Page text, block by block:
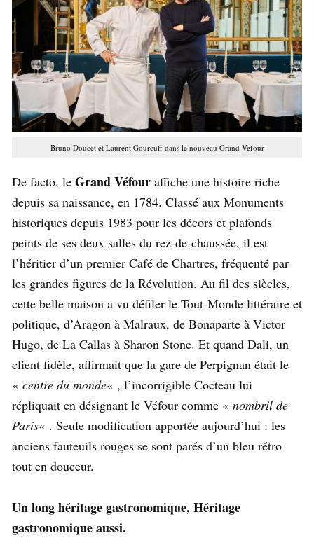
Bruno Doucet et Laurent Gourcuff dans le nouveau Grand Vefour
De facto, le Grand Véfour affiche une histoire riche
depuis sa naissance, en 1784. Classé aux Monuments
historiques depuis 1983 pour les décors et plafonds
peints de ses deux salles du rez-de-chaussée, il est
l’héritier d’un premier Café de Chartres, fréquenté par
les grandes figures de la Révolution. Au fil des siècles,
cette belle maison a vu défiler le Tout-Monde littéraire et
politique, d’Aragon à Malraux, de Bonaparte à Victor
Hugo, de La Callas à Sharon Stone. Et quand Dali, un
client fidèle, affirmait que la gare de Perpignan était le
« centre du monde« , l’incorrigible Cocteau lui
répliquait en désignant le Véfour comme « nombril de
Paris« . Seule modification apportée aujourd’hui : les
anciens fauteuils rouges se sont parés d’un bleu rétro
tout en douceur.
Un long héritage gastronomique, Héritage
gastronomique aussi.